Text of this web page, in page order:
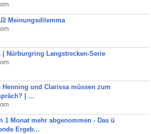
Meinungsdilemma
| Nürburgring Langstrecken-Serie
Henning und Clarissa müssen zum
| ...
1 Monat mehr abgenommen - Das ü
Ergeb...